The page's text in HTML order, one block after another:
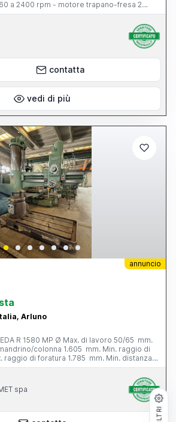
a 2400 rpm - motore trapano-fresa 2
400 completo di: avanzamento automatico
avanzamento longitudinale
refrigerante e accessori come in foto.
contatta
vedi di più
annuncio
Arluno
R 1580 MP Ø Max. di lavoro 50/65 mm.
colonna 1.605 mm. Min. raggio di
raggio di foratura 1.785 mm. Min. distanza
500 mm. Max. distanza naso
mm. Ø mandrino - CM 5; 70 mm. Corsa
mandrino - N. 24; 30 - 2.200 g/min.
5,5 hp. Ø colonna 360 mm. Peso totale
spa
FILTRI